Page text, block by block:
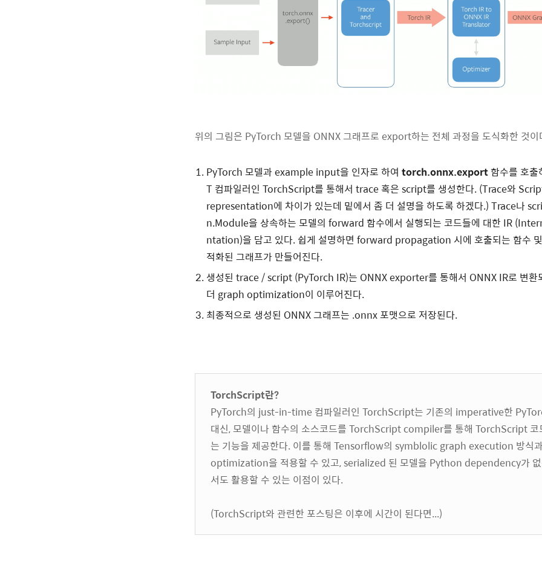
위의 그림은 PyTorch 모델을 ONNX 그래프로 export하는 전체 과정을 도식화한 것이
PyTorch 모델과 example input을 인자로 하여 torch.onnx.export함수를 호
T 컴파일러인 TorchScript를 통해서 trace 혹은 script를 생성한다. (Trace와
representation에 차이가 있는데 밑에서 좀 더 설명을 하도록 하겠다.) Trace나
n.Module을 상속하는 모델의 forward 함수에서 실행되는 코드들에 대한 IR
ntation)을 담고 있다. 쉽게 설명하면 forward propagation 시에 호출되는 함수
적화된 그래프가 만들어진다.
생성된 trace / script (PyTorch IR)는 ONNX exporter를 통해서 ONNX IR로 변환
더 graph optimization이 이루어진다.
최종적으로 생성된 ONNX 그래프는 .onnx 포맷으로 저장된다.
TorchScript란?
PyTorch의 just-in-time 컴파일러인 TorchScript는 기존의 imperative한
대신, 모델이나 함수의 소스코드를 TorchScript compiler를 통해 TorchScript 코
는 기능을 제공한다. 이를 통해 Tensorflow의 symblolic graph execution 방식
optimization을 적용할 수 있고, serialized 된 모델을 Python dependency가 없
서도 활용할 수 있는 이점이 있다.
(TorchScript와 관련한 포스팅은 이후에 시간이 된다면...)